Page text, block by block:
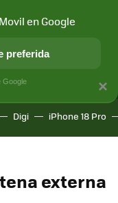
APLICACIONES
Digi iPhone 18 Pro
externa
×
en Google
preferida
Google